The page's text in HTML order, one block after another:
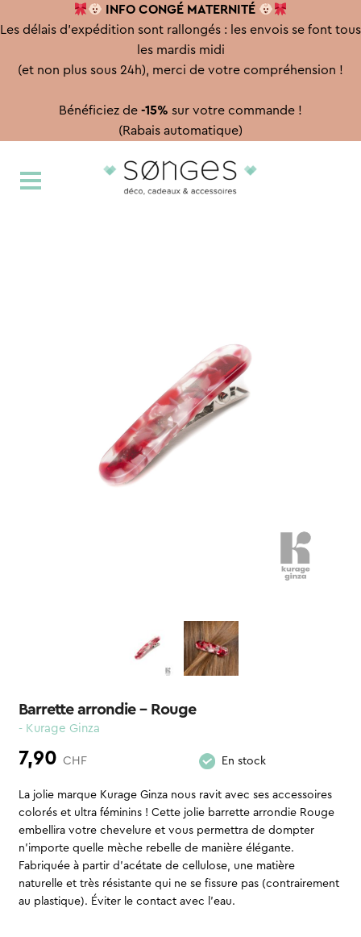
INFO CONGÉ MATERNITÉ
Les délais d'expédition sont rallongés : les envois se font tous
les mardis midi
(et non plus sous 24h), merci de votre compréhension !
Bénéficiez de -15% sur votre commande !
(Rabais automatique)
à
au
Barrette arrondie – Rouge
- Kurage Ginza
7,90 CHF En stock
La jolie marque Kurage Ginza nous ravit avec ses accessoires
colorés et ultra féminins ! Cette jolie barrette arrondie Rouge
embellira votre chevelure et vous permettra de dompter
n’importe quelle mèche rebelle de manière élégante.
Fabriquée à partir d’acétate de cellulose, une matière
naturelle et très résistante qui ne se fissure pas (contrairement
au plastique). Éviter le contact avec l’eau.